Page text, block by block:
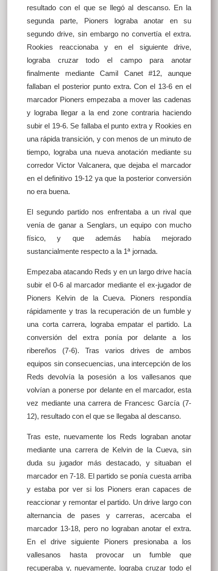
resultado con el que se llegó al descanso. En la
segunda parte, Pioners lograba anotar en su
segundo drive, sin embargo no convertía el extra.
Rookies reaccionaba y en el siguiente drive,
lograba cruzar todo el campo para anotar
finalmente mediante Camil Canet #12, aunque
fallaban el posterior punto extra. Con el 13-6 en el
marcador Pioners empezaba a mover las cadenas
y lograba llegar a la end zone contraria haciendo
subir el 19-6. Se fallaba el punto extra y Rookies en
una rápida transición, y con menos de un minuto de
tiempo, lograba una nueva anotación mediante su
corredor Victor Valcanera, que dejaba el marcador
en el definitivo 19-12 ya que la posterior conversión
no era buena.
El segundo partido nos enfrentaba a un rival que
venía de ganar a Senglars, un equipo con mucho
físico, y que además había mejorado
sustancialmente respecto a la 1ª jornada.
Empezaba atacando Reds y en un largo drive hacía
subir el 0-6 al marcador mediante el ex-jugador de
Pioners Kelvin de la Cueva. Pioners respondía
rápidamente y tras la recuperación de un fumble y
una corta carrera, lograba empatar el partido. La
conversión del extra ponía por delante a los
ribereños (7-6). Tras varios drives de ambos
equipos sin consecuencias, una intercepción de los
Reds devolvía la posesión a los vallesanos que
volvían a ponerse por delante en el marcador, esta
vez mediante una carrera de Francesc García (7-
12), resultado con el que se llegaba al descanso.
Tras este, nuevamente los Reds lograban anotar
mediante una carrera de Kelvin de la Cueva, sin
duda su jugador más destacado, y situaban el
marcador en 7-18. El partido se ponía cuesta arriba
y estaba por ver si los Pioners eran capaces de
reaccionar y remontar el partido. Un drive largo con
alternancia de pases y carreras, acercaba el
marcador 13-18, pero no lograban anotar el extra.
En el drive siguiente Pioners presionaba a los
vallesanos hasta provocar un fumble que
recuperaba y, nuevamente, lograba cruzar todo el